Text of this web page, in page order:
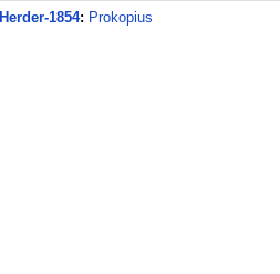
Herder-1854: Prokopius